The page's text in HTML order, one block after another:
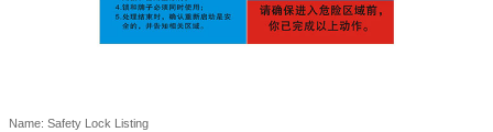
Name: Safety Lock Listing